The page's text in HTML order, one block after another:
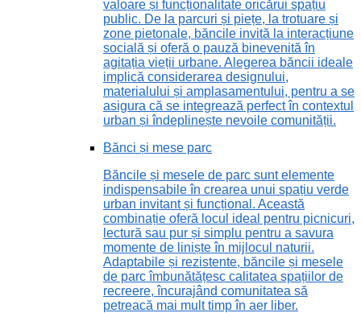
valoare și funcționalitate oricărui spațiu
public. De la parcuri și piețe, la trotuare și
zone pietonale, băncile invită la interacțiune
socială și oferă o pauză binevenită în
agitația vieții urbane. Alegerea băncii ideale
implică considerarea designului,
materialului și amplasamentului, pentru a se
asigura că se integrează perfect în contextul
urban și îndeplinește nevoile comunității.
Bănci și mese parc
Băncile și mesele de parc sunt elemente
indispensabile în crearea unui spațiu verde
urban invitant și funcțional. Această
combinație oferă locul ideal pentru picnicuri,
lectură sau pur și simplu pentru a savura
momente de liniște în mijlocul naturii.
Adaptabile și rezistente, băncile și mesele
de parc îmbunătățesc calitatea spațiilor de
recreere, încurajând comunitatea să
petreacă mai mult timp în aer liber.